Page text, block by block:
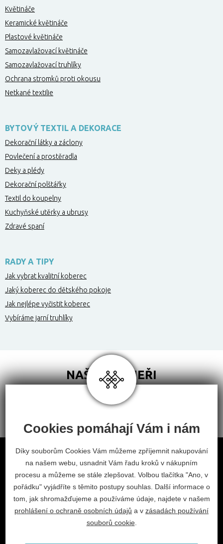
Květináče
Keramické květináče
Plastové květináče
Samozavlažovací květináče
Samozavlažovací truhlíky
Ochrana stromků proti okousu
Netkané textilie
BYTOVÝ TEXTIL A DEKORACE
Dekorační látky a záclony
Povlečení a prostěradla
Deky a plédy
Dekorační polštářky
Textil do koupelny
Kuchyňské utěrky a ubrusy
Zdravé spaní
RADY A TIPY
Jak vybrat kvalitní koberec
Jaký koberec do dětského pokoje
Jak nejlépe vyčistit koberec
Vybíráme jarní truhlíky
NAŠI PARTNEŘI
Obchodní podmínky
Odstoupení od smlouvy
Nastavení cookies
facebookinstagram
2026 © Habitat, a.s.
Cookies pomáhají Vám i nám
Díky souborům Cookies Vám můžeme zpříjemnit nakupování
na našem webu, usnadnit Vám řadu kroků v nákupním
procesu a můžeme se stále zlepšovat. Volbou tlačítka "Ano, v
pořádku" vyjádříte s těmito postupy souhlas. Další informace o
tom, jak shromažďujeme a používáme údaje, najdete v našem
prohlášení o ochraně osobních údajů a v zásadách používání
souborů cookie.